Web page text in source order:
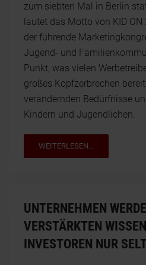
zum siebten Mal in Berlin
lautet das Motto von KID
der führende
Jugend- und
Punkt, was vielen
großes Kopfzerbrechen
verändernden Bedürfnisse
Kindern und Jugendlichen.
WEITERLESEN...
UNTERNEHMEN
VERSTÄRKTEN
INVESTOREN NUR